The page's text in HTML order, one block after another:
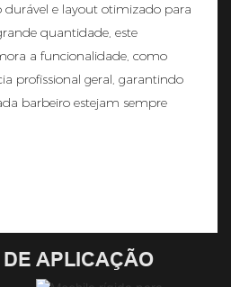
durável e layout otimizado para
quantidade, este
a funcionalidade, como
profissional geral, garantindo
barbeiro estejam sempre
APLICAÇÃO